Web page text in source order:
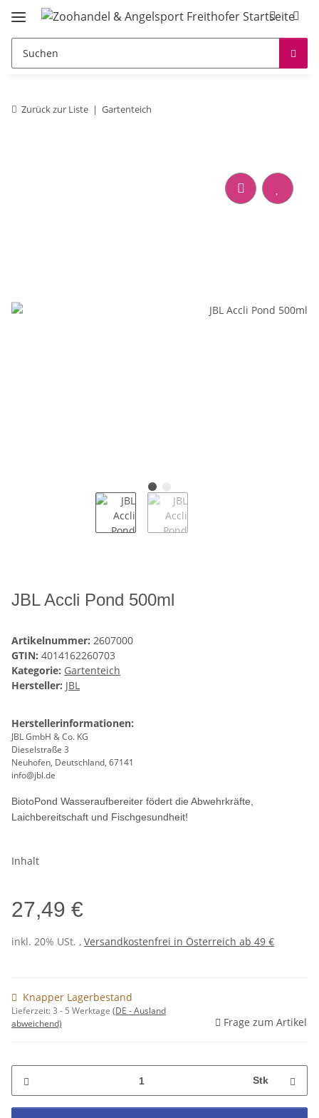
Zurück zur Liste Gartenteich
JBL Accli Pond 500ml
Artikelnummer: 2607000
GTIN: 4014162260703
Kategorie: Gartenteich
Hersteller: JBL
Herstellerinformationen:
JBL GmbH & Co. KG
Dieselstraße 3
Neuhofen, Deutschland, 67141
info@jbl.de
BiotoPond Wasseraufbereiter födert die Abwehrkräfte,
Laichbereitschaft und Fischgesundheit!
Inhalt
27,49 €
inkl. 20% USt. , Versandkostenfrei in Österreich ab 49 €
Knapper Lagerbestand
Lieferzeit:3 - 5 Werktage (DE - Ausland
abweichend)
Frage zum Artikel
Stk